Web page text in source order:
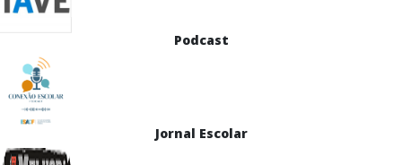
Podcast
Jornal Escolar